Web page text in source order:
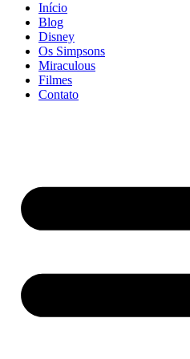
Início
Blog
Disney
Os Simpsons
Miraculous
Filmes
Contato